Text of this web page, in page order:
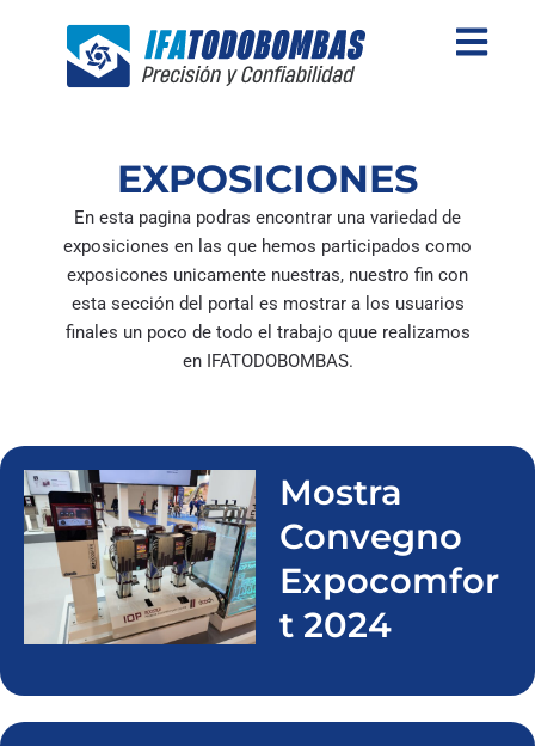
EXPOSICIONES
En esta pagina podras encontrar una variedad de
exposiciones en las que hemos participados como
exposicones unicamente nuestras, nuestro fin con
esta sección del portal es mostrar a los usuarios
finales un poco de todo el trabajo quue realizamos
en IFATODOBOMBAS.
Mostra
Convegno
Expocomfor
t 2024